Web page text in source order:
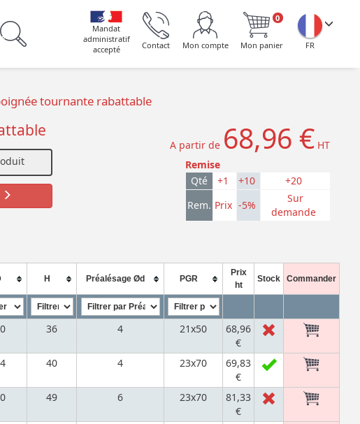
FR
0
Mon panier
Mon compte
Contact
Mandat
administratif
accepté
tournante rabattable
A partir de 68,96 € HT
Remise
Qté
+1 +10
+20
Rem. Prix -5%
Sur
demande
H Préalésage Ød PGR
Prix
ht
Stock Commander
36 4 21x50
68,96
€
40 4 23x70
69,83
€
49 6 23x70
81,33
€